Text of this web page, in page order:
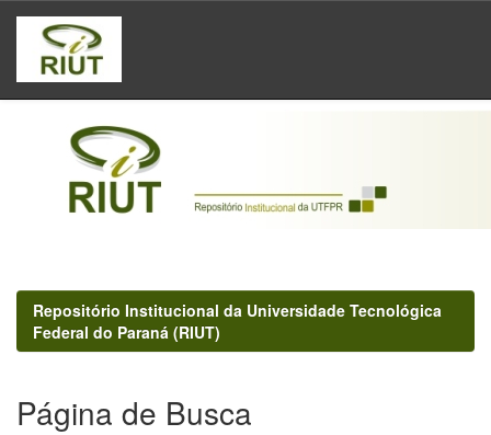
Skip
navigation
Repositório Institucional da Universidade Tecnológica
Federal do Paraná (RIUT)
Página de Busca